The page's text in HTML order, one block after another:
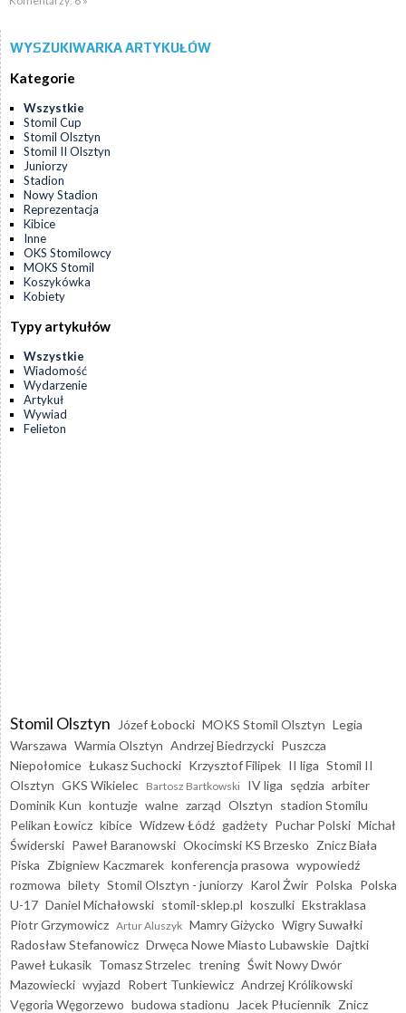
WYSZUKIWARKA ARTYKUŁÓW
Kategorie
Wszystkie
Stomil Cup
Stomil Olsztyn
Stomil II Olsztyn
Juniorzy
Stadion
Nowy Stadion
Reprezentacja
Kibice
Inne
OKS Stomilowcy
MOKS Stomil
Koszykówka
Kobiety
Typy artykułów
Wszystkie
Wiadomość
Wydarzenie
Artykuł
Wywiad
Felieton
Stomil Olsztyn Józef Łobocki MOKS Stomil Olsztyn Legia
Warszawa Warmia Olsztyn Andrzej Biedrzycki Puszcza
Niepołomice Łukasz Suchocki Krzysztof Filipek II liga Stomil II
Olsztyn GKS Wikielec Bartosz Bartkowski IV liga sędzia arbiter
Dominik Kun kontuzje walne zarząd Olsztyn stadion Stomilu
Pelikan Łowicz kibice Widzew Łódź gadżety Puchar Polski Michał
Świderski Paweł Baranowski Okocimski KS Brzesko Znicz Biała
Piska Zbigniew Kaczmarek konferencja prasowa wypowiedź
rozmowa bilety Stomil Olsztyn - juniorzy Karol Żwir Polska Polska
U-17 Daniel Michałowski stomil-sklep.pl koszulki Ekstraklasa
Piotr Grzymowicz Artur Aluszyk Mamry Giżycko Wigry Suwałki
Radosław Stefanowicz Drwęca Nowe Miasto Lubawskie Dajtki
Paweł Łukasik Tomasz Strzelec trening Świt Nowy Dwór
Mazowiecki wyjazd Robert Tunkiewicz Andrzej Królikowski
Vęgoria Węgorzewo budowa stadionu Jacek Płuciennik Znicz